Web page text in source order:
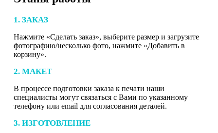
1. ЗАКАЗ
Нажмите «Сделать заказ», выберите размер и загрузите
фотографию/несколько фото, нажмите «Добавить в
корзину».
2. МАКЕТ
В процессе подготовки заказа к печати наши
специалисты могут связаться с Вами по указанному
телефону или email для согласования деталей.
3. ИЗГОТОВЛЕНИЕ